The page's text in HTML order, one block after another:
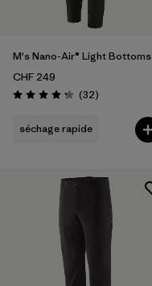
M's Nano-Air® Light Bottoms
CHF 249
Évaluation: 4.3 / 5
(32Avis
)
séchage rapide